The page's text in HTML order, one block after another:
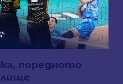
поредното